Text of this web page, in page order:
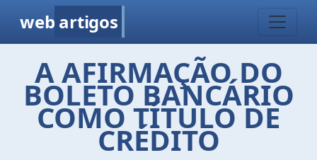
web artigos
A AFIRMAÇÃO DO
BOLETO BANCÁRIO
COMO TÍTULO DE
CRÉDITO